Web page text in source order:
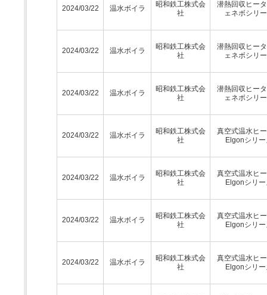
2024/03/22 温水ボイラ
昭和鉄工株式会
社
潜熱回収ヒー
ェネボシリ
2024/03/22 温水ボイラ
昭和鉄工株式会
社
潜熱回収ヒー
ェネボシリ
2024/03/22 温水ボイラ
昭和鉄工株式会
社
潜熱回収ヒー
ェネボシリ
2024/03/22 温水ボイラ
昭和鉄工株式会
社
真空式温水ヒ
Elgonシリー
2024/03/22 温水ボイラ
昭和鉄工株式会
社
真空式温水ヒ
Elgonシリー
2024/03/22 温水ボイラ
昭和鉄工株式会
社
真空式温水ヒ
Elgonシリー
2024/03/22 温水ボイラ
昭和鉄工株式会
社
真空式温水ヒ
Elgonシリー